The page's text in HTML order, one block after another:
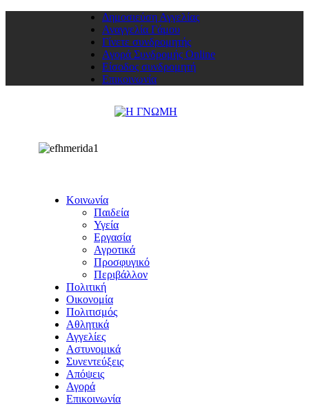
Δημοσιεύση Αγγελίας
Αναγγελία Γάμου
Γίνετε συνδρομητής
Αγορά Συνδρομής Online
Είσοδος συνδρομητή
Επικοινωνία
Κοινωνία
Παιδεία
Υγεία
Εργασία
Αγροτικά
Προσφυγικό
Περιβάλλον
Πολιτική
Οικονομία
Πολιτισμός
Αθλητικά
Αγγελίες
Αστυνομικά
Συνεντεύξεις
Απόψεις
Αγορά
Επικοινωνία